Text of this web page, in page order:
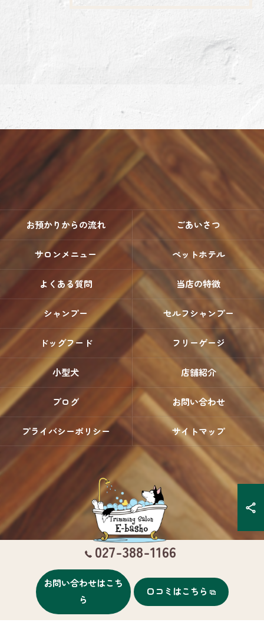
027-388-1166
お問い合わせはこち
ら
口コミはこちら
お預かりからの流れ ごあいさつ
サロンメニュー ペットホテル
よくある質問 当店の特徴
シャンプー セルフシャンプー
ドッグフード フリーゲージ
小型犬 店舗紹介
ブログ お問い合わせ
プライバシーポリシー サイトマップ
© 2026 群馬県高崎のトリミングならTrimming Salon E-basho ALL RIGHTS
RESERVED.